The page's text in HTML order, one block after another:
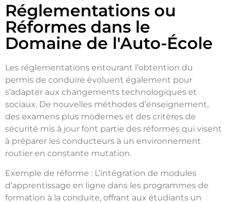
Réglementations ou
Réformes dans le
Domaine de l'Auto-École
Les réglementations entourant l’obtention du
permis de conduire évoluent également pour
s’adapter aux changements technologiques et
sociaux. De nouvelles méthodes d’enseignement,
des examens plus modernes et des critères de
sécurité mis à jour font partie des réformes qui visent
à préparer les conducteurs à un environnement
routier en constante mutation.
Exemple de réforme : L’intégration de modules
d’apprentissage en ligne dans les programmes de
formation à la conduite, offrant aux étudiants un